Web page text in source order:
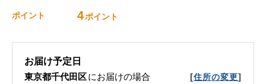
ポイント 4ポイント
お届け予定日
東京都千代田区にお届けの場合 [住所の変更]